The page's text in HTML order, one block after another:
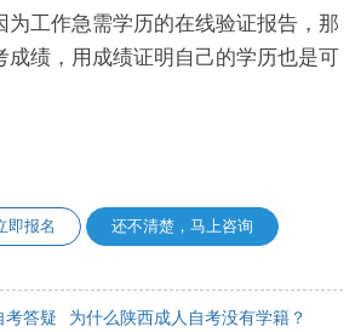
为工作急需学历的在线验证报告，那
成绩，用成绩证明自己的学历也是可
即报名 还不清楚，马上咨询
考答疑
为什么陕西成人自考没有学籍？